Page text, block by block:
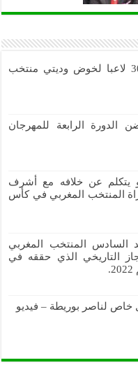
الركراكي يستدعي 30 لاعبا لخوض وديتي منتخب
الدورة الرابعة للمهرجان
يتكلم عن خلافه مع أشرف
المنتخب المغربي في كأس
السادس المنتخب المغربي
التاريخي الذي حققه في
لناصر بوريطة – فيديو